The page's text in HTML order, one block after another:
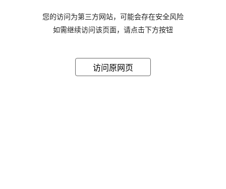
您的访问为第三方网站，可能会存在安全风险
如需继续访问该页面，请点击下方按钮
访问原网页